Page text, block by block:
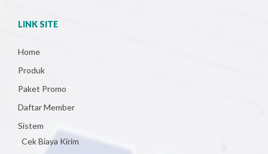
LINK SITE
Home
Produk
Paket Promo
Daftar Member
Sistem
Cek Biaya Kirim